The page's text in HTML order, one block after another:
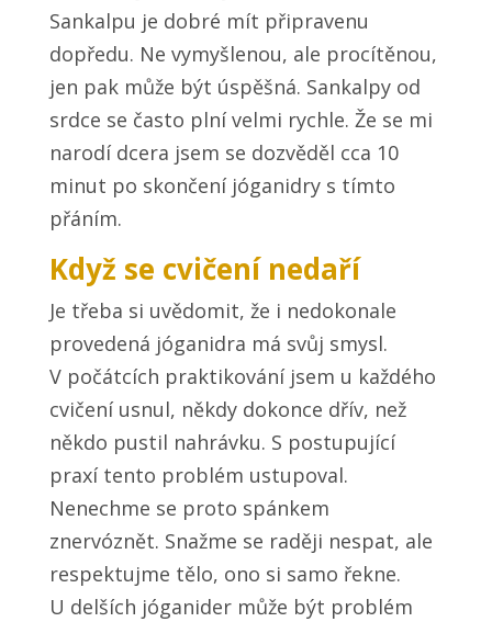
Sankalpu je dobré mít připravenu
dopředu. Ne vymyšlenou, ale procítěnou,
jen pak může být úspěšná. Sankalpy od
srdce se často plní velmi rychle. Že se mi
narodí dcera jsem se dozvěděl cca 10
minut po skončení jóganidry s tímto
přáním.
Když se cvičení nedaří
Je třeba si uvědomit, že i nedokonale
provedená jóganidra má svůj smysl.
V počátcích praktikování jsem u každého
cvičení usnul, někdy dokonce dřív, než
někdo pustil nahrávku. S postupující
praxí tento problém ustupoval.
Nenechme se proto spánkem
znervóznět. Snažme se raději nespat, ale
respektujme tělo, ono si samo řekne.
U delších jóganider může být problém